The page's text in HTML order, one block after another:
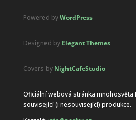
Powered byWordPress
Designed by Elegant Themes
Covers by NightCafeStudio
Oficiální webová stránka mnohosvěta
související (i nesouvisející) produkce.